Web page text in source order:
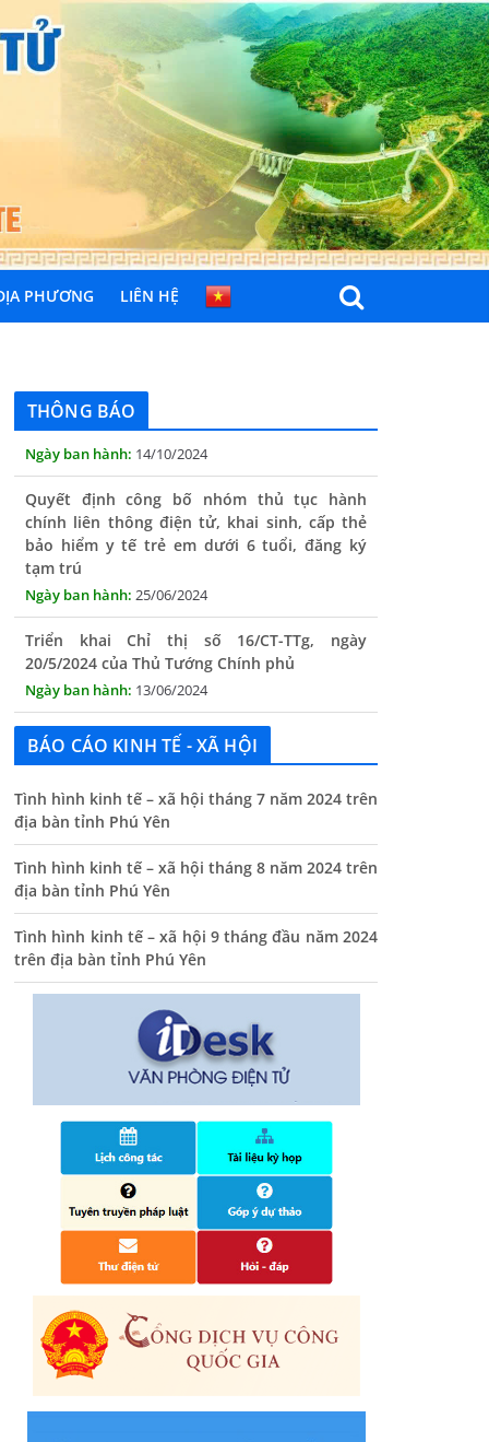
PHƯƠNG LIÊN HỆ
THÔNG BÁO
Quyết định công bố nhóm thủ tục hành
bảo hiểm y tế trẻ em dưới 6 tuổi, đăng ký
tạm trú
25/06/2024
Triển khai Chỉ thị số 16/CT-TTg, ngày
13/06/2024
Tăng cường lãnh đạo, chỉ đạo nâng cao cải
13/06/2024
Thông báo lịch tiếp công dân định kỳ của Chủ
tịch UBND xã tháng 11/2025
01/11/2025
THÔNG BÁO Niêm yết danh mục dịch vụ công
trực tuyến toàn trình trên Hệ thống thông
tin giải quyết thủ tục hành chính tỉnh Phú
Yên
14/10/2024
Quyết định công bố nhóm thủ tục hành
chính liên thông điện tử, khai sinh, cấp thẻ
bảo hiểm y tế trẻ em dưới 6 tuổi, đăng ký
25/06/2024
BÁO CÁO KINH TẾ - XÃ HỘI
Tình hình kinh tế – xã hội tháng 7 năm 2024 trên
địa bàn tỉnh Phú Yên
Tình hình kinh tế – xã hội tháng 8 năm 2024 trên
địa bàn tỉnh Phú Yên
Tình hình kinh tế – xã hội 9 tháng đầu năm 2024
trên địa bàn tỉnh Phú Yên